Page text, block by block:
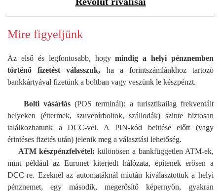
Mire figyeljünk
Az első és legfontosabb, hogymindig a helyi pénznemben
történő fizetést válasszuk, ha a forintszámlánkhoz tartozó
bankkártyával fizetünk a boltban vagy veszünk le készpénzt.
Bolti vásárlás (POS terminál): a turisztikailag frekventált
helyeken (éttermek, szuvenírboltok, szállodák) szinte biztosan
találkozhatunk a DCC-vel. A PIN-kód beütése előtt (vagy
érintéses fizetés után) jelenik meg a választási lehetőség.
ATM készpénzfelvétel: különösen a bankfüggetlen ATM-ek,
mint például az Euronet kiterjedt hálózata, építenek erősen a
DCC-re. Ezeknél az automatáknál miután kiválasztottuk a helyi
pénznemet, egy második, megerősítő képernyőn, gyakran